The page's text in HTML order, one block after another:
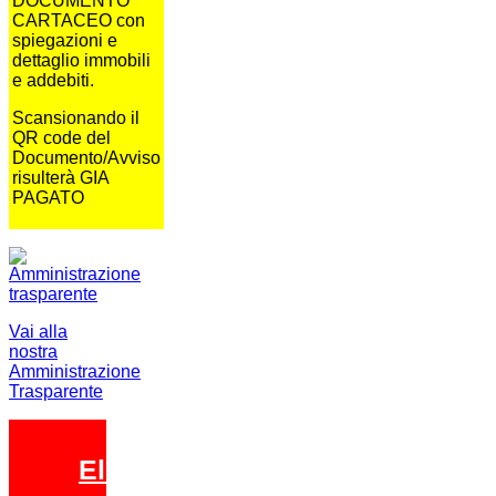
CARTACEO con
spiegazioni e
dettaglio immobili
e addebiti.
Scansionando il
QR code del
Documento/Avviso
risulterà GIA
PAGATO
Vai alla
nostra
Amministrazione
Trasparente
Elezioni 2026